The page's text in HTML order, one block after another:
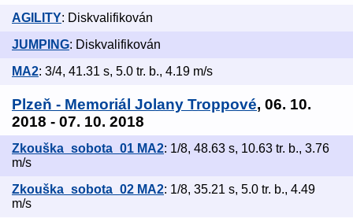
AGILITY: Diskvalifikován
JUMPING: Diskvalifikován
MA2: 3/4, 41.31 s, 5.0 tr. b., 4.19 m/s
Plzeň - Memoriál Jolany Troppové, 06. 10.
2018 - 07. 10. 2018
Zkouška_sobota_01 MA2: 1/8, 48.63 s, 10.63 tr. b., 3.76
m/s
Zkouška_sobota_02 MA2: 1/8, 35.21 s, 5.0 tr. b., 4.49
m/s